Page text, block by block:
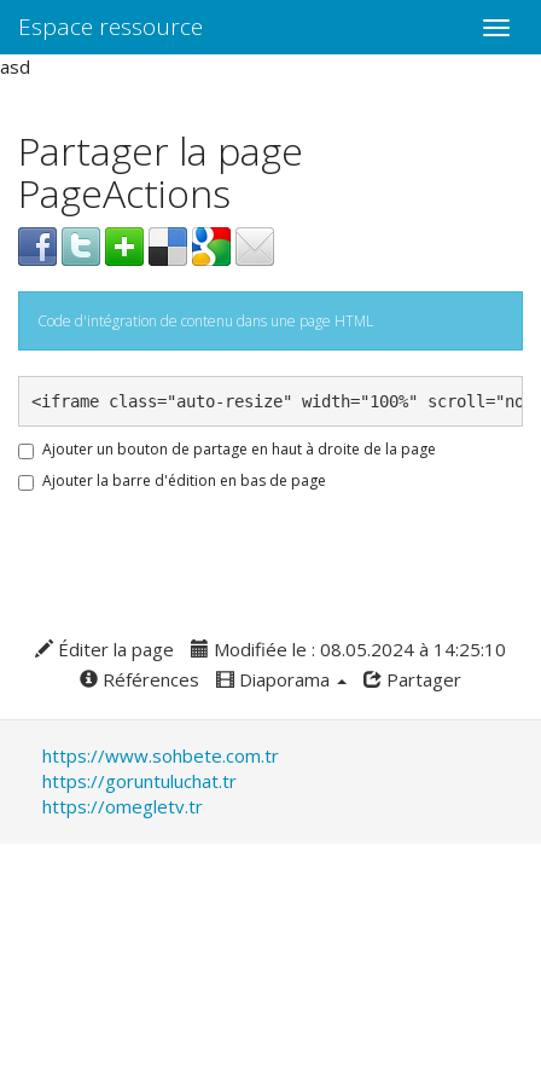
Toggle
Espace ressource
asd
Partager la page
PageActions
Code d'intégration de contenu dans une page HTML
Ajouter un bouton de partage en haut à droite de la page
Ajouter la barre d'édition en bas de page
Éditer la page
Modifiée le : 08.05.2024 à 14:25:10
Références
Diaporama Partager
https://www.sohbete.com.tr
https://goruntuluchat.tr
https://omegletv.tr